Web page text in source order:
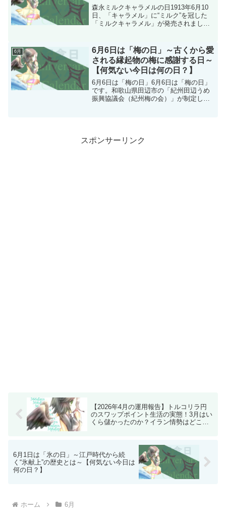
森永ミルクキャラメルの日1913年6月10
日、「キャラメル」に“ミルク”を冠した
「ミルクキャラメル」が発売されまし
記念する日になります。2000年に森永製
菓株式会社がこ...
6月
6月6日は「梅の日」～古くから愛
される縁起物の梅に感謝する日～
【何気ない今日は何の日？】
6月6日は「梅の日」6月6日は「梅の日」
です。和歌山県田辺市の「紀州田辺うめ
振興協議会（紀州梅の会）」が制定しま
スポンサーリンク
【2026年4月の運用報告】トルコリラ円
のスワップポイント生活の実態！3月はい
くら儲かったのか？イラン情勢はどこへ
6月1日は「氷の日」～江戸時代から続
く“氷献上”の歴史とは～【何気ない今日は
何の日？】
ホーム 6月